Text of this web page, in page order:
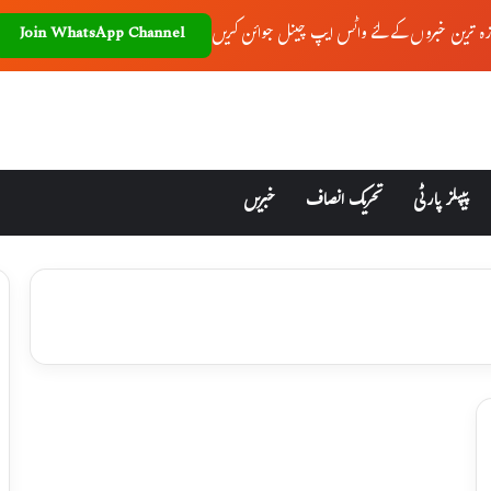
ترین خبروں کے لئے واٹس ایپ چینل جوائن کریں Join WhatsApp Channel
پیپلز پارٹی تحریک انصاف خبریں